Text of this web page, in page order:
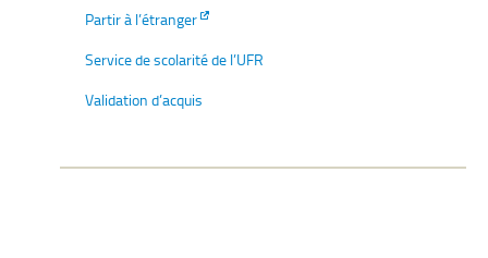
Partir à l’étranger
Service de scolarité de l’UFR
Validation d’acquis